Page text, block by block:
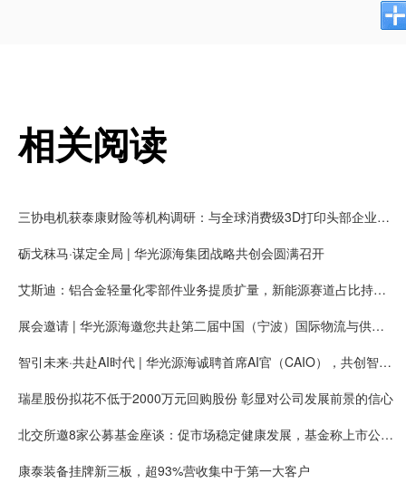
相关阅读
三协电机获泰康财险等机构调研：与全球消费级3D打印头部企业拓竹长期合作，有望获得大量新增客户需求
砺戈秣马·谋定全局 | 华光源海集团战略共创会圆满召开
艾斯迪：铝合金轻量化零部件业务提质扩量，新能源赛道占比持续提高
展会邀请 | 华光源海邀您共赴第二届中国（宁波）国际物流与供应链博览会，展位号：T01
智引未来·共赴AI时代 | 华光源海诚聘首席AI官（CAIO），共创智慧物流新未来！
瑞星股份拟花不低于2000万元回购股份 彰显对公司发展前景的信心
北交所邀8家公募基金座谈：促市场稳定健康发展，基金称上市公司质量持续提升
康泰装备挂牌新三板，超93%营收集中于第一大客户